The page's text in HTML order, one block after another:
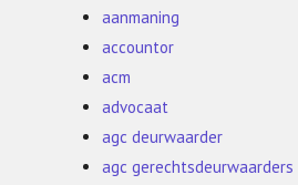
aanmaning
accountor
acm
advocaat
agc deurwaarder
agc gerechtsdeurwaarders